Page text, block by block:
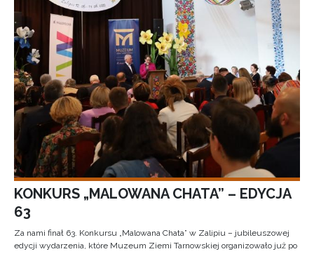
KONKURS „MALOWANA CHATA” – EDYCJA
63
Za nami finał 63. Konkursu „Malowana Chata” w Zalipiu – jubileuszowej
edycji wydarzenia, które Muzeum Ziemi Tarnowskiej organizowało już po